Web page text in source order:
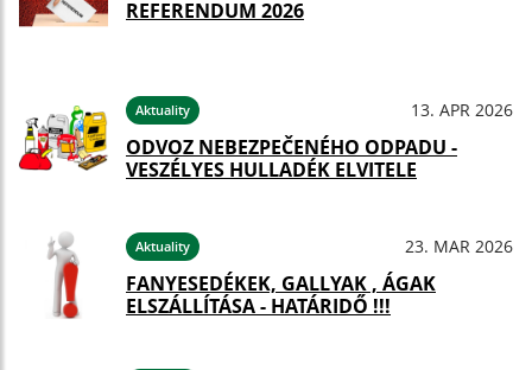
REFERENDUM 2026
Aktuality 13. APR 2026
ODVOZ NEBEZPEČENÉHO ODPADU -
VESZÉLYES HULLADÉK ELVITELE
Aktuality 23. MAR 2026
FANYESEDÉKEK, GALLYAK , ÁGAK
ELSZÁLLÍTÁSA - HATÁRIDŐ !!!